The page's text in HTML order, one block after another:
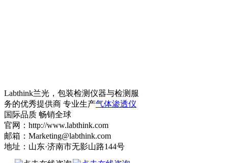
Labthink兰光，包装检测仪器与检测服
务的优秀提供商 专业生产气体渗透仪
国际品质 畅销全球
官网：http://www.labthink.com
邮箱：Marketing@labthink.com
地址：山东·济南市无影山路144号